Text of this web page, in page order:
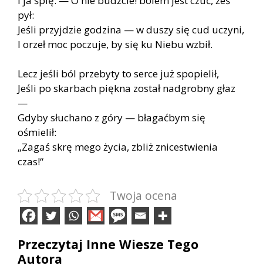
pył:
Jeśli przyjdzie godzina — w duszy się cud uczyni,
I orzeł moc poczuje, by się ku Niebu wzbił.
Lecz jeśli ból przebyty to serce już spopielił,
Jeśli po skarbach piękna został nadgrobny głaz
—
Gdyby słuchano z góry — błagaćbym się
ośmielił:
„Zagaś skrę mego życia, zbliż znicestwienia
czas!“
Twoja ocena
Przeczytaj Inne Wiesze Tego
Autora